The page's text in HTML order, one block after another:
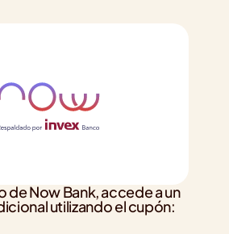
de Now Bank, accede a un
utilizando el cupón: